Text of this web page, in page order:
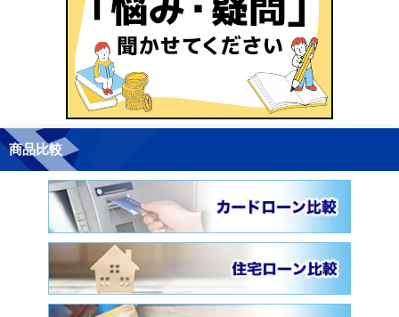
商品比較